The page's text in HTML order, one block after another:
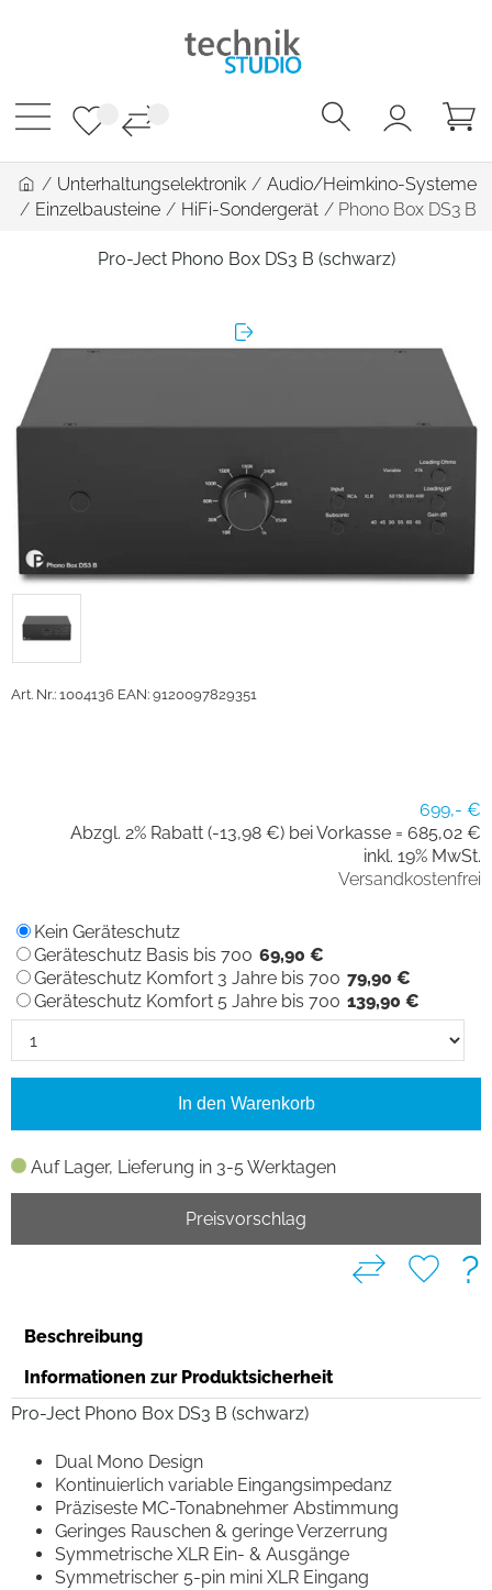
/ Unterhaltungselektronik / Audio/Heimkino-Systeme
/ Einzelbausteine / HiFi-Sondergerät / Phono Box DS3 B
Pro-Ject Phono Box DS3 B (schwarz)
Art. Nr.: 1004136 EAN: 9120097829351
699,- €
Abzgl. 2% Rabatt (-13,98 €) bei Vorkasse = 685,02 €
inkl. 19% MwSt.
Versandkostenfrei
Auf Lager, Lieferung in 3-5 Werktagen
Kein Geräteschutz
Geräteschutz Basis bis 700 69,90 €
Geräteschutz Komfort 3 Jahre bis 700 79,90 €
Geräteschutz Komfort 5 Jahre bis 700 139,90 €
In den Warenkorb
Preisvorschlag
?
Beschreibung
Informationen zur Produktsicherheit
Pro-Ject Phono Box DS3 B (schwarz)
Dual Mono Design
Kontinuierlich variable Eingangsimpedanz
Präziseste MC-Tonabnehmer Abstimmung
Geringes Rauschen & geringe Verzerrung
Symmetrische XLR Ein- & Ausgänge
Symmetrischer 5-pin mini XLR Eingang